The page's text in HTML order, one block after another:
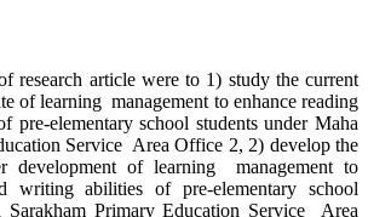
article were to 1) study the current
of learning management to enhance reading
pre-elementary school students under Maha
Service Area Office 2, 2) develop the
development of learning management to
writing abilities of pre-elementary school
Sarakham Primary Education Service Area